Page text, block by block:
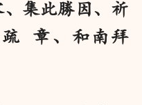
集此勝因、祈
章、和南拜